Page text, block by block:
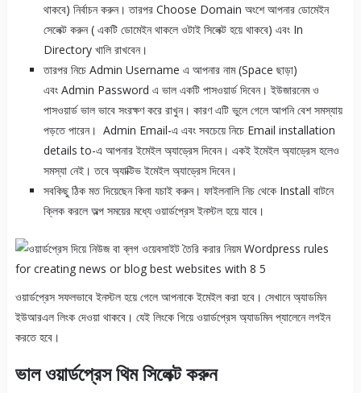
থাকবে) নির্বাচন করুন। তারপর Choose Domain অংশে আপনার ডোমেইন
সেলেক্ট করুন ( একটি ডোমেইন থাকলে ওটাই সিলেক্ট হয়ে থাকবে) এবং In
Directory খালি রাখবেন।
তারপর নিচে Admin Username এ আপনার নাম (Space ছাড়া)
এবং Admin Password এ ভাল একটি পাসওয়ার্ড দিবেন। ইউজারনেম ও
পাসওয়ার্ড ভাল ভাবে সংরক্ষণ করে রাখুন। কারণ এটি ভুলে গেলে আপনি বেশ সমস্যায়
পড়তে পারেন। Admin Email-এ এবং সবচেয়ে নিচে Email installation
details to-এ আপনার ইমেইল অ্যাড্রেস দিবেন। একই ইমেইল অ্যাড্রেস হলেও
সমস্যা নেই। তবে অ্যাক্টিভ ইমেইল অ্যাড্রেস দিবেন।
সবকিছু ঠিক মত দিয়েছেন কিনা যচাই করুন। ফাইলনালি নিচ থেকে Install বাটনে
ক্লিক করলে অল্প সময়ের মধ্যে ওয়ার্ডপ্রেস ইনস্টল হয়ে যাবে।
ওয়ার্ডপ্রেস সফলভাবে ইনস্টল হয়ে গেলে আপনাকে ইমেইল করা হবে। সেখানে অ্যাডমিন
ইউআরএল লিংক দেওয়া থাকবে। যেই লিংকে গিয়ে ওয়ার্ডপ্রেস অ্যাডমিন প্যালেনে লগইন
করতে হবে।
ভাল ওয়ার্ডপ্রেস থিম সিলেক্ট করুন